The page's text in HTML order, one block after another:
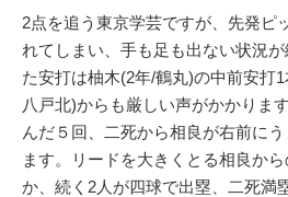
2点を追う東京学芸ですが、先発ピ
れてしまい、手も足も出ない状況
た安打は柚木(2年/鶴丸)の中前安打
八戸北)からも厳しい声がかかりま
んだ５回、二死から相良が右前に
ます。リードを大きくとる相良か
か、続く2人が四球で出塁、二死満